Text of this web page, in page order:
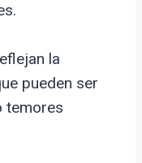
la
pueden ser
temores